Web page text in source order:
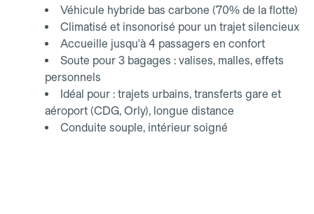
Véhicule hybride bas carbone (70% de la flotte)
Climatisé et insonorisé pour un trajet silencieux
Accueille jusqu'à 4 passagers en confort
Soute pour 3 bagages : valises, malles, effets
personnels
Idéal pour : trajets urbains, transferts gare et
aéroport (CDG, Orly), longue distance
Conduite souple, intérieur soigné